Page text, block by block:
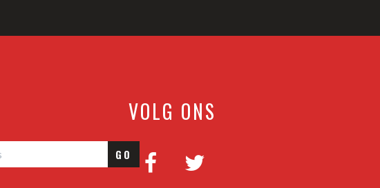
GO
VOLG ONS